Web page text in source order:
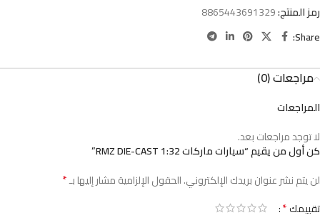
رمز المنتج:8865443691329
Share:
مراجعات (0)
المراجعات
لا توجد مراجعات بعد.
كن أول من يقيم “سيارات ماركات RMZ DIE-CAST 1:32”
لن يتم نشر عنوان بريدك الإلكتروني.الحقول الإلزامية مشار إليها بـ*
تقييمك*